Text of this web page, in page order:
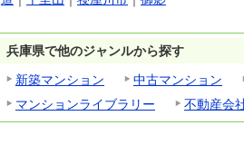
兵庫県で他のジャンルから探す
新築マンション
中古マンション
マンションライブラリー
不動産会